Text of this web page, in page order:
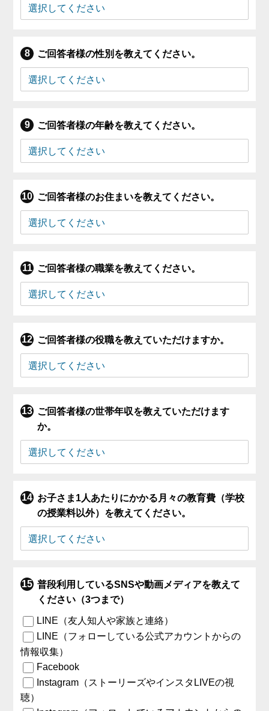
ご回答者様の性別を教えてください。
ご回答者様の年齢を教えてください。
ご回答者様のお住まいを教えてください。
ご回答者様の職業を教えてください。
ご回答者様の役職を教えていただけますか。
ご回答者様の世帯年収を教えていただけます
か。
お子さま1人あたりにかかる月々の教育費（学校
の授業料以外）を教えてください。
普段利用しているSNSや動画メディアを教えて
ください（3つまで）
LINE（友人知人や家族と連絡）
LINE（フォローしている公式アカウントからの
情報収集）
Facebook
Instagram（ストーリーズやインスタLIVEの視
聴）